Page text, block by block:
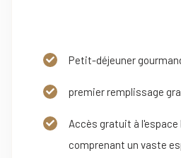
Petit-déjeuner
premier remplissage
Accès gratuit à
comprenant un vaste